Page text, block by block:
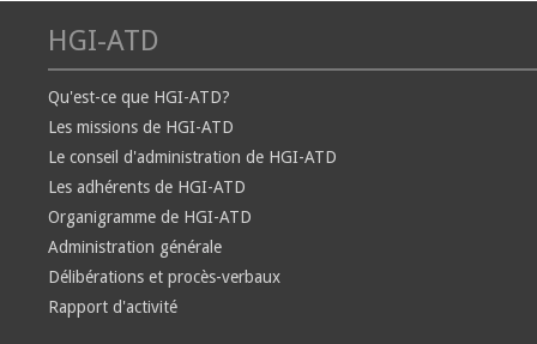
HGI-ATD
Qu'est-ce que HGI-ATD?
Les missions de HGI-ATD
Le conseil d'administration de HGI-ATD
Les adhérents de HGI-ATD
Organigramme de HGI-ATD
Administration générale
Délibérations et procès-verbaux
Rapport d'activité